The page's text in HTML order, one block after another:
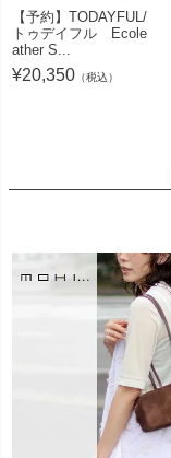
【予約】TODAYFUL/
トゥデイフル Ecole
ather S...
¥20,350 （税込）